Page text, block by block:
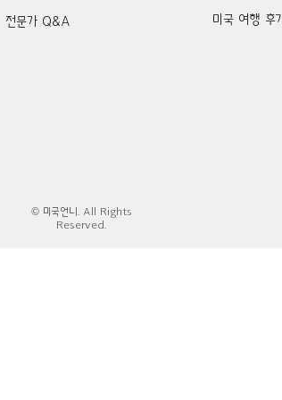
전문가 Q&A 미국 여행 후
© 미국언니. All Rights
Reserved.